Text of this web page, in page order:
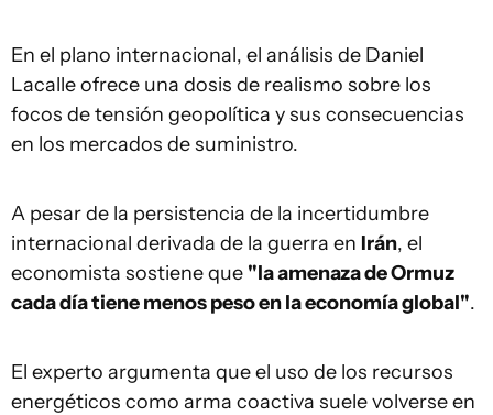
En el plano internacional, el análisis de Daniel
Lacalle ofrece una dosis de realismo sobre los
focos de tensión geopolítica y sus consecuencias
en los mercados de suministro.
A pesar de la persistencia de la incertidumbre
internacional derivada de la guerra en Irán, el
economista sostiene que "la amenaza de Ormuz
cada día tiene menos peso en la economía global".
El experto argumenta que el uso de los recursos
energéticos como arma coactiva suele volverse en